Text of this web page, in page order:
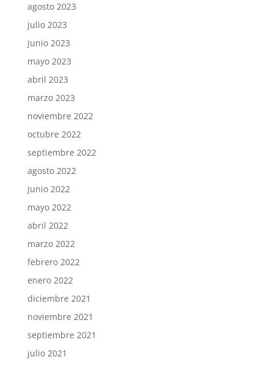
agosto 2023
julio 2023
junio 2023
mayo 2023
abril 2023
marzo 2023
noviembre 2022
octubre 2022
septiembre 2022
agosto 2022
junio 2022
mayo 2022
abril 2022
marzo 2022
febrero 2022
enero 2022
diciembre 2021
noviembre 2021
septiembre 2021
julio 2021